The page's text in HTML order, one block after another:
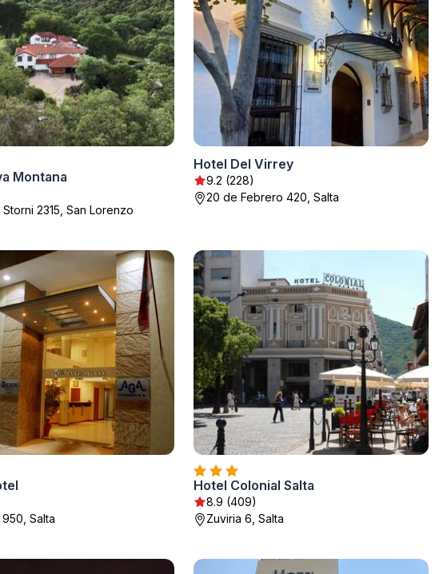
Montana
2315, San Lorenzo
Hotel Del Virrey
9.2 (228)
20 de Febrero 420, Salta
Salta
Hotel Colonial Salta
8.9 (409)
Zuviria 6, Salta